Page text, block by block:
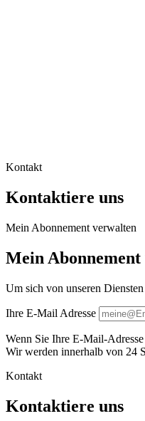
Kontakt
Kontaktiere uns
Mein Abonnement verwalten
Mein
Um sich von unseren
Ihre E-Mail Adresse
Wenn Sie Ihre E-Mail-
Wir werden innerhalb von 24
Kontakt
Kontaktiere uns